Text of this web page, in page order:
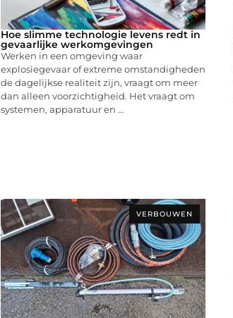
Hoe slimme technologie levens redt in
gevaarlijke werkomgevingen
Werken in een omgeving waar
explosiegevaar of extreme omstandigheden
de dagelijkse realiteit zijn, vraagt om meer
dan alleen voorzichtigheid. Het vraagt om
systemen, apparatuur en ...
VERBOUWEN